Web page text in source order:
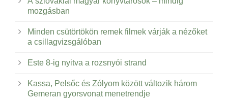
mozgásban
Minden csütörtökön remek filmek várják a nézőket
a csillagvizsgálóban
Este 8-ig nyitva a rozsnyói strand
Kassa, Pelsőc és Zólyom között változik három
Gemeran gyorsvonat menetrendje